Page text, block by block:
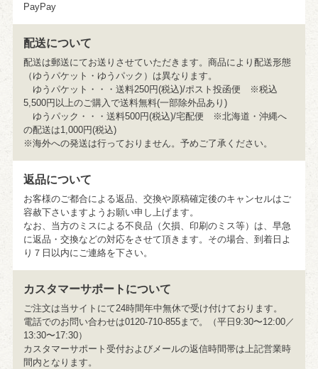
PayPay
配送について
配送は郵送にてお送りさせていただきます。商品により配送形態
（ゆうパケット・ゆうパック）は異なります。
ゆうパケット・・・送料250円(税込)/ポスト投函便 ※税込
5,500円以上のご購入で送料無料(一部除外品あり)
ゆうパック・・・送料500円(税込)/宅配便 ※北海道・沖縄へ
の配送は1,000円(税込)
※海外への発送は行っておりません。予めご了承ください。
返品について
お客様のご都合による返品、交換や原稿確定後のキャンセルはご
容赦下さいますようお願い申し上げます。
なお、当方のミスによる不良品（欠損、印刷のミス等）は、早急
に返品・交換などの対応をさせて頂きます。その場合、到着日よ
り７日以内にご連絡を下さい。
カスタマーサポートについて
ご注文は当サイトにて24時間年中無休で受け付けております。
電話でのお問い合わせは0120-710-855まで。（平日9:30〜12:00／
13:30〜17:30）
カスタマーサポート受付およびメールの返信時間帯は上記営業時
間内となります。